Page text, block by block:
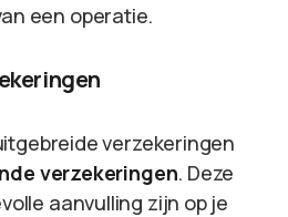
een operatie.
verzekeringen
verzekeringen. Deze
aanvulling zijn op je